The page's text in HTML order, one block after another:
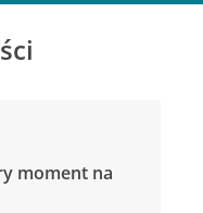
moment na